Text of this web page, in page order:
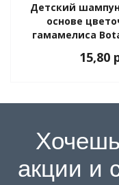
Детский
основе
гамамелиса
15,80
акции и